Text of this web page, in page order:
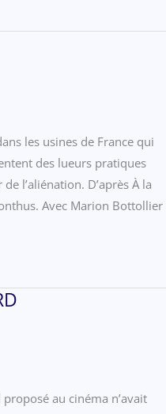
les usines de France qui
des lueurs pratiques
l’aliénation. D’après À la
Avec Marion Bottollier
au cinéma n’avait